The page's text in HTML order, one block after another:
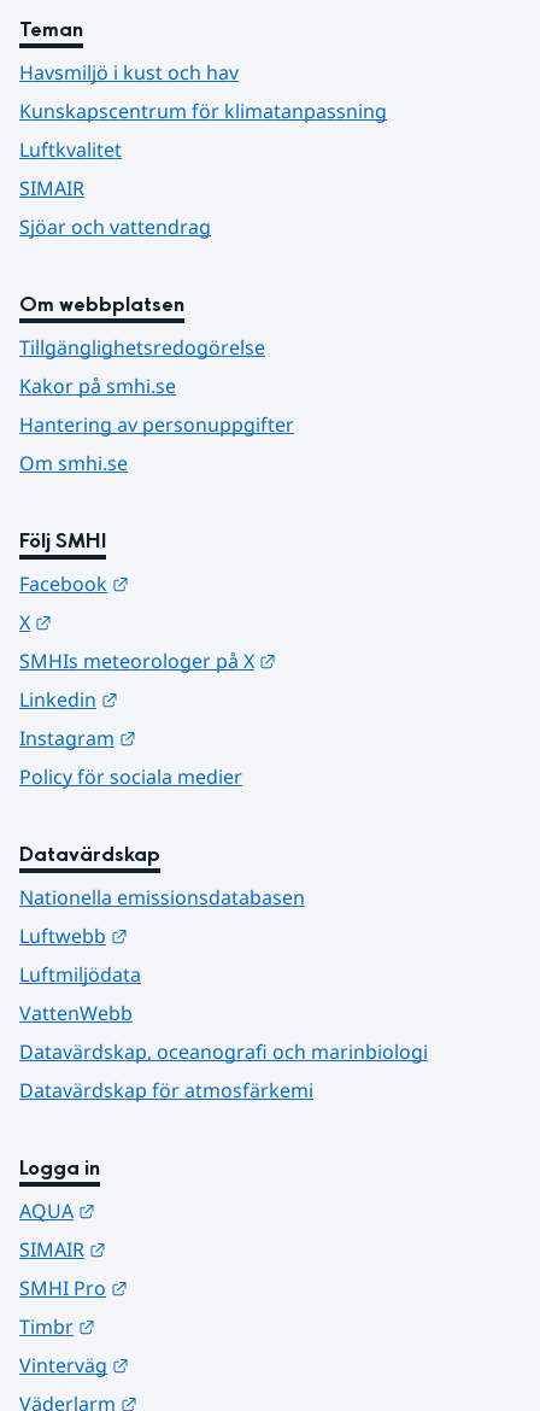
Teman
Havsmiljö i kust och hav
Kunskapscentrum för klimatanpassning
Luftkvalitet
SIMAIR
Sjöar och vattendrag
Om webbplatsen
Tillgänglighetsredogörelse
Kakor på smhi.se
Hantering av personuppgifter
Om smhi.se
Följ SMHI
Facebook
X
SMHIs meteorologer på X
Linkedin
Instagram
Policy för sociala medier
Datavärdskap
Nationella emissionsdatabasen
Luftwebb
Luftmiljödata
VattenWebb
Datavärdskap, oceanografi och marinbiologi
Datavärdskap för atmosfärkemi
Logga in
AQUA
SIMAIR
SMHI Pro
Timbr
Vinterväg
Väderlarm